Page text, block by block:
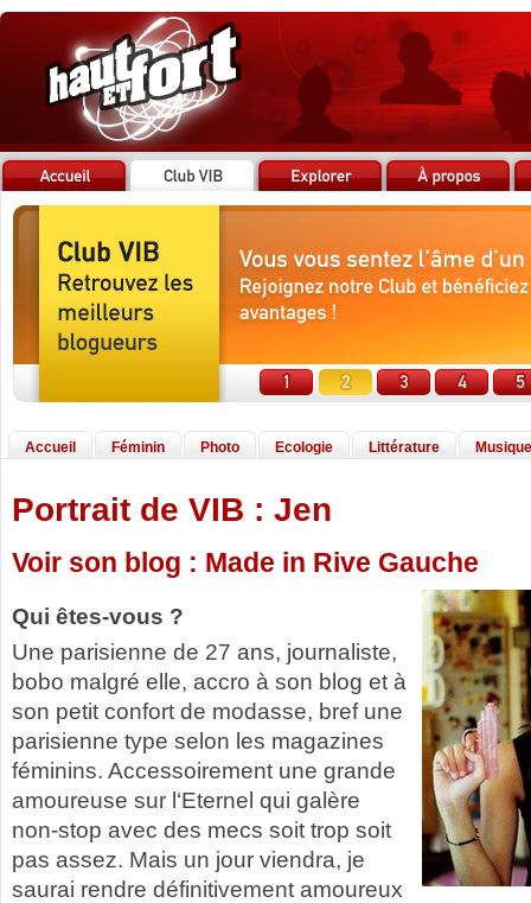
Accueil Féminin Photo Ecologie Littérature Musique
Portrait de VIB : Jen
Voir son blog : Made in Rive Gauche
Qui êtes-vous ?
Une parisienne de 27 ans, journaliste,
bobo malgré elle, accro à son blog et à
son petit confort de modasse, bref une
parisienne type selon les magazines
féminins. Accessoirement une grande
amoureuse sur l‘Eternel qui galère
non-stop avec des mecs soit trop soit
pas assez. Mais un jour viendra, je
saurai rendre définitivement amoureux